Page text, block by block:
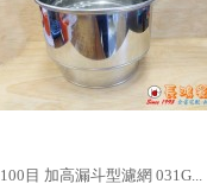
100目 加高漏斗型濾網 031G...